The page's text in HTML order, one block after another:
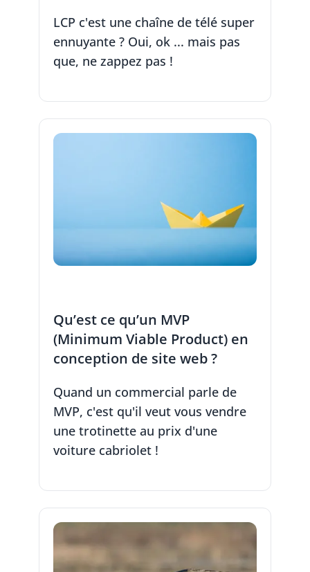
LCP c'est une chaîne de télé super
ennuyante ? Oui, ok ... mais pas
que, ne zappez pas !
Qu’est ce qu’un MVP
(Minimum Viable Product) en
conception de site web ?
Quand un commercial parle de
MVP, c'est qu'il veut vous vendre
une trotinette au prix d'une
voiture cabriolet !